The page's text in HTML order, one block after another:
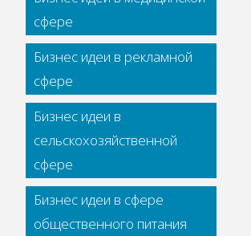
сфере
Бизнес идеи в рекламной
сфере
Бизнес идеи в
сельскохозяйственной
сфере
Бизнес идеи в сфере
общественного питания